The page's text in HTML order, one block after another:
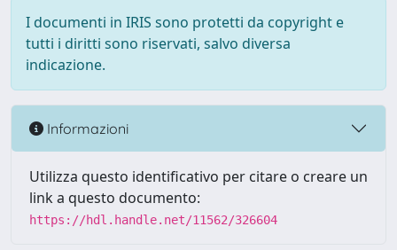
I documenti in IRIS sono protetti da copyright e
tutti i diritti sono riservati, salvo diversa
indicazione.
Informazioni
Utilizza questo identificativo per citare o creare un
link a questo documento:
https://hdl.handle.net/11562/326604